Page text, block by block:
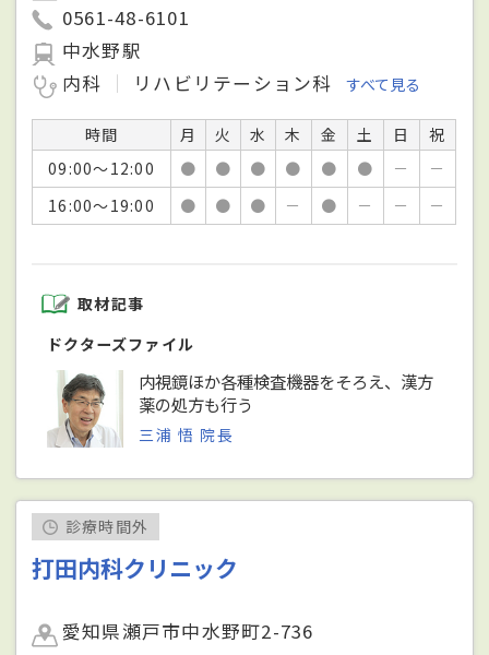
0561-48-6101
中水野駅
内科
リハビリテーション科 すべて見る
時間 月 火 水 木 金 土 日
祝
09:00～12:00
● ● ● ● ● ● －
－
16:00～19:00
● ● ● － ● － － －
取材記事
ドクターズファイル
内視鏡ほか各種検査機器をそろえ、漢方
薬の処方も行う
三浦 悟 院長
診療時間外
打田内科クリニック
愛知県瀬戸市中水野町2-736